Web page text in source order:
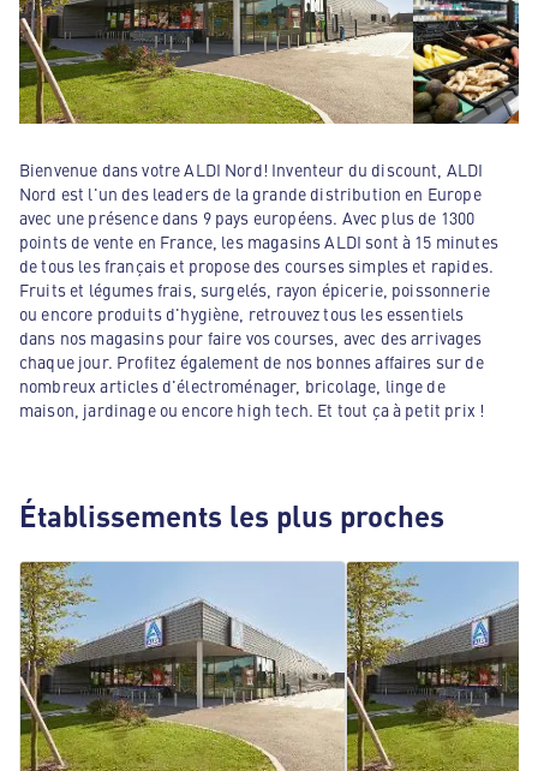
Bienvenue dans votre ALDI Nord! Inventeur du discount, ALDI
Nord est l'un des leaders de la grande distribution en Europe
avec une présence dans 9 pays européens. Avec plus de 1300
points de vente en France, les magasins ALDI sont à 15 minutes
de tous les français et propose des courses simples et rapides.
Fruits et légumes frais, surgelés, rayon épicerie, poissonnerie
ou encore produits d'hygiène, retrouvez tous les essentiels
dans nos magasins pour faire vos courses, avec des arrivages
chaque jour. Profitez également de nos bonnes affaires sur de
nombreux articles d'électroménager, bricolage, linge de
maison, jardinage ou encore high tech. Et tout ça à petit prix !
Établissements les plus proches